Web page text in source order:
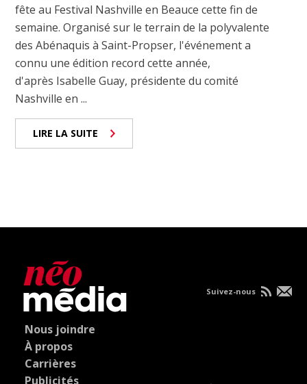
fête au Festival Nashville en Beauce cette fin de
semaine. Organisé sur le terrain de la polyvalente
des Abénaquis à Saint-Propser, l'événement a
connu une édition record cette année,
d'après Isabelle Guay, présidente du comité
Nashville en ...
LIRE LA SUITE
Nous joindre
À propos
Carrières
Publicités
Suivez-nous